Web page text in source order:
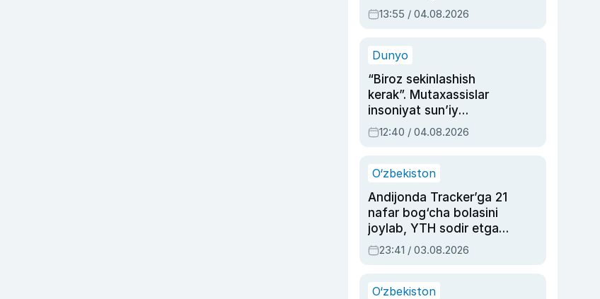
dublyaj ustasi Rimma
Ahmedovaning
13:55 / 04.08.2026
Dunyo
“Biroz sekinlashish
kerak”. Mutaxassislar
insoniyat sun’iy
intellektni boshqara
olmay qolishidan xavotir
12:40 / 04.08.2026
O‘zbekiston
Andijonda Tracker’ga 21
nafar bog‘cha bolasini
joylab, YTH sodir etgan
ayolga sud hukmi o‘qildi
23:41 / 03.08.2026
O‘zbekiston